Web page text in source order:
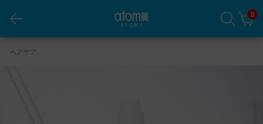
0
ヘアケア
アトミ RV スカルプエッセンス